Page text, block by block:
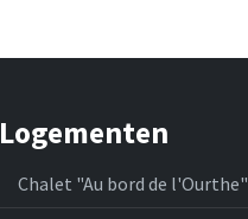
Logementen
Chalet "Au bord de l'Ourthe"